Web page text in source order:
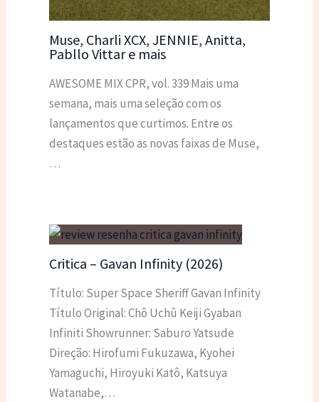
Muse, Charli XCX, JENNIE, Anitta,
Pabllo Vittar e mais
AWESOME MIX CPR, vol. 339 Mais uma
semana, mais uma seleção com os
lançamentos que curtimos. Entre os
destaques estão as novas faixas de Muse,
…
Critica – Gavan Infinity (2026)
Título: Super Space Sheriff Gavan Infinity
Título Original: Chô Uchû Keiji Gyaban
Infiniti Showrunner: Saburo Yatsude
Direção: Hirofumi Fukuzawa, Kyohei
Yamaguchi, Hiroyuki Katô, Katsuya
Watanabe,…